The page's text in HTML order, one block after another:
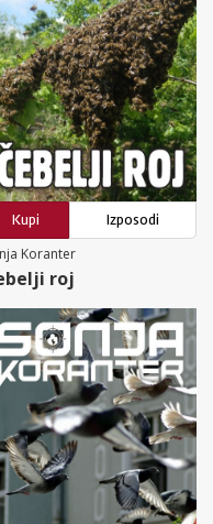
Kupi
Izposodi
Koranter
roj